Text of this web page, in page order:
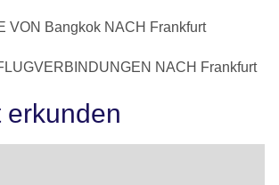
VON Bangkok NACH Frankfurt
NACH Frankfurt
erkunden